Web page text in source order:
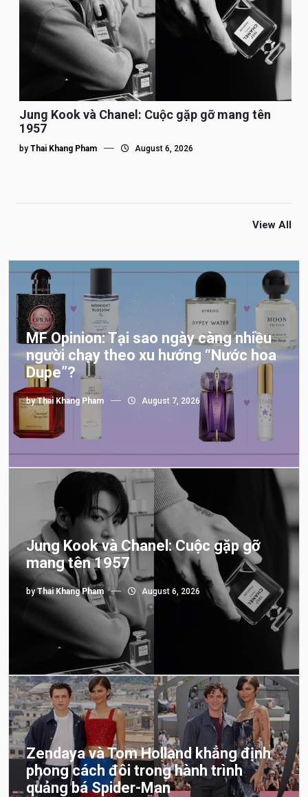
Jung Kook và Chanel: Cuộc gặp gỡ mang tên
1957
by Thai Khang Pham August 6, 2026
View All
MF Opinion: Tại sao ngày càng nhiều
người chạy theo xu hướng “Nước hoa
Dupe”?
byThai Khang Pham August 7, 2026
Jung Kook và Chanel: Cuộc gặp gỡ
mang tên 1957
byThai Khang Pham August 6, 2026
Zendaya và Tom Holland khẳng định
phong cách đôi trong hành trình
quảng bá Spider-Man